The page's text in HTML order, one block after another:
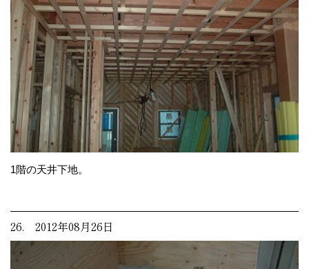
1階の天井下地。
26. 2012年08月26日